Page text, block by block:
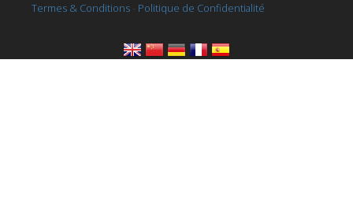
Termes & Conditions
Politique de Confidentialité